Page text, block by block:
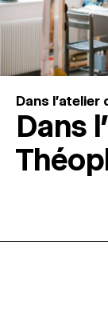
Dans l'atelier
Dans